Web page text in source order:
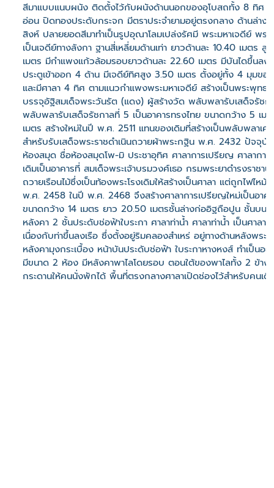
สีมาแบบแนบผนัง ติดตั้งไว้กับผนังด้านนอกของอุโบสถทั้ง 8 ทิศ
อ่อน ปิดทองประดับกระจก มีตราประจำยามอยู่ตรงกลาง ด้านล่างเ
สิงห์ ปลายยอดสีมาทำเป็นรูปอุณาโลมเปล่งรัศมี พระมหาเจดีย์ พระ
เป็นเจดีย์ทางลังกา ฐานสี่เหลี่ยมด้านเท่า ยาวด้านละ 10.40 เมตร
เมตร มีกำแพงแก้วล้อมรอบยาวด้านละ 22.60 เมตร มีบันไดขึ้นล
ประตูเข้าออก 4 ด้าน มีเจดีย์ทิศสูง 3.50 เมตร ตั้งอยู่ทั้ง 4 มุมขอ
และมีศาลา 4 ทิศ ตามแนวกำแพงพระมหาเจดีย์ สร้างเป็นพระพุทธบู
บรรจุอัฐิสมเด็จพระวันรัต (แดง) ผู้สร้างวัด พลับพลารับเสด็จรัชก
พลับพลารับเสด็จรัชกาลที่ 5 เป็นอาคารทรงไทย ขนาดกว้าง 5 เม
เมตร สร้างใหม่ในปี พ.ศ. 2511 แทนของเดิมที่สร้างเป็นพลับพลาเค
สำหรับรับเสด็จพระราชดำเนินถวายผ้าพระกฐิน พ.ศ. 2432 ปัจจุบัน
ห้องสมุด ชื่อห้องสมุดโพ-มิ ประชาอุทิศ ศาลาการเปรียญ ศาลากา
เดิมเป็นอาคารที่ สมเด็จพระเจ้าบรมวงศ์เธอ กรมพระยาดำรงราชา
ถวายเรือนไม้ซึ่งเป็นท้องพระโรงเดิมให้สร้างเป็นศาลา แต่ถูกไฟไหม้
พ.ศ. 2458 ในปี พ.ศ. 2468 จึงสร้างศาลาการเปรียญใหม่เป็นอาค
ขนาดกว้าง 14 เมตร ยาว 20.50 เมตรชั้นล่างก่ออิฐถือปูน ชั้นบนเ
หลังคา 2 ชั้นประดับช่อฟ้าใบระกา ศาลาท่าน้ำ ศาลาท่าน้ำ เป็นศาลา
เนื่องกับท่าขึ้นลงเรือ ซึ่งตั้งอยู่ริมคลองสำเหร่ อยู่ทางด้านหลังพระ
หลังคามุงกระเบื้อง หน้าบันประดับช่อฟ้า ใบระกาหางหงส์ ทำเป็นอย่
มีขนาด 2 ห้อง มีหลังคาพาไลโดยรอบ ตอนใต้ของพาไลทั้ง 2 ข้า
กระดานให้คนนั่งพักได้ พื้นที่ตรงกลางศาลาเปิดช่องไว้สำหรับคนเดิ